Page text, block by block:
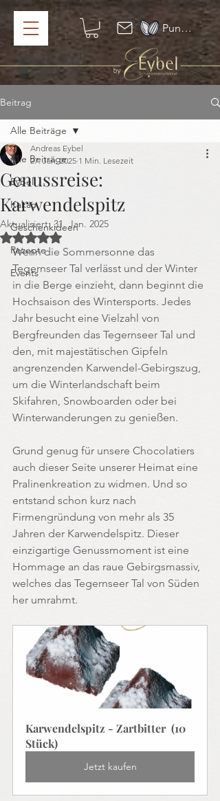
Punkte ansehen
Beitrag
Alle Beiträge
Eybel
Kakao
Geschenkideen
Rezepte
Events
Alle Beiträge
Genussreise:
Karwendelspitz
Andreas Eybel
27. Jan. 2025 1 Min. Lesezeit
Aktualisiert:31. Jan. 2025
Mit NaN von 5 Sternen bewertet.
Wenn die Sommersonne das
Tegernseer Tal verlässt und der Winter
in die Berge einzieht, dann beginnt die
Hochsaison des Wintersports. Jedes
Jahr besucht eine Vielzahl von
Bergfreunden das Tegernseer Tal und
den, mit majestätischen Gipfeln
angrenzenden Karwendel-Gebirgszug,
um die Winterlandschaft beim
Skifahren, Snowboarden oder bei
Winterwanderungen zu genießen.
Grund genug für unsere Chocolatiers
auch dieser Seite unserer Heimat eine
Pralinenkreation zu widmen. Und so
entstand schon kurz nach
Firmengründung von mehr als 35
Jahren der Karwendelspitz. Dieser
einzigartige Genussmoment ist eine
Hommage an das raue Gebirgsmassiv,
welches das Tegernseer Tal von Süden
her umrahmt.
Karwendelspitz - Zartbitter  (10
Stück)
Jetzt kaufen